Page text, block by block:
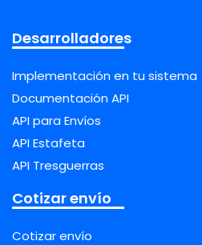
Desarrolladores
Implementación en tu sistema
Documentación API
API para Envíos
API Estafeta
API Tresguerras
Cotizar envío
Cotizar envío